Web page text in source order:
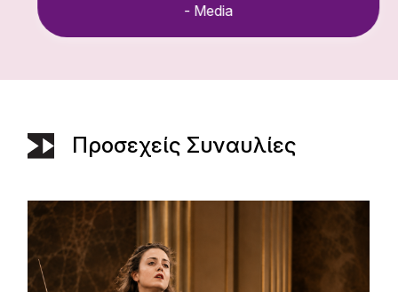
- Media
Προσεχείς Συναυλίες